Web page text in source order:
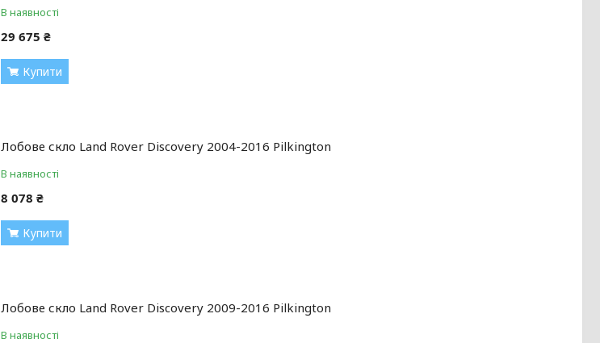
В наявності
29 675 ₴
Купити
Лобове скло Land Rover Discovery 2004-2016 Pilkington
В наявності
8 078 ₴
Купити
Лобове скло Land Rover Discovery 2009-2016 Pilkington
В наявності